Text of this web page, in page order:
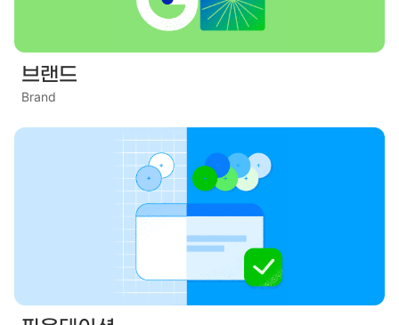
브랜드
Brand